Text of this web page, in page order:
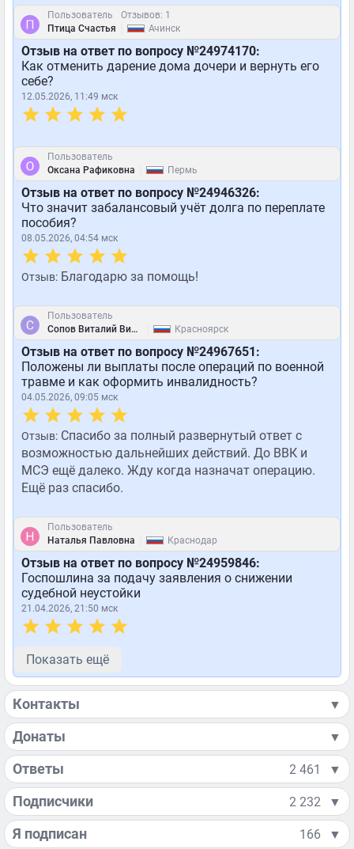
Пользователь
Отзывов: 1
Птица Счастья
Ачинск
Отзыв на ответ по вопросу №24974170:
Как отменить дарение дома дочери и вернуть его
себе?
12.05.2026, 11:49 мск
Пользователь
Оксана Рафиковна
Пермь
Отзыв на ответ по вопросу №24946326:
Что значит забалансовый учёт долга по переплате
пособия?
08.05.2026, 04:54 мск
Отзыв: Благодарю за помощь!
Пользователь
Сопов Виталий Викторович
Красноярск
Отзыв на ответ по вопросу №24967651:
Положены ли выплаты после операций по военной
травме и как оформить инвалидность?
04.05.2026, 09:05 мск
Отзыв: Спасибо за полный развернутый ответ с
возможностью дальнейших действий. До ВВК и
МСЭ ещё далеко. Жду когда назначат операцию.
Ещё раз спасибо.
Пользователь
Наталья Павловна
Краснодар
Отзыв на ответ по вопросу №24959846:
Госпошлина за подачу заявления о снижении
судебной неустойки
21.04.2026, 21:50 мск
Показать ещё
Контакты ▼
Донаты ▼
Ответы 2 461 ▼
Подписчики 2 232 ▼
Я подписан 166 ▼